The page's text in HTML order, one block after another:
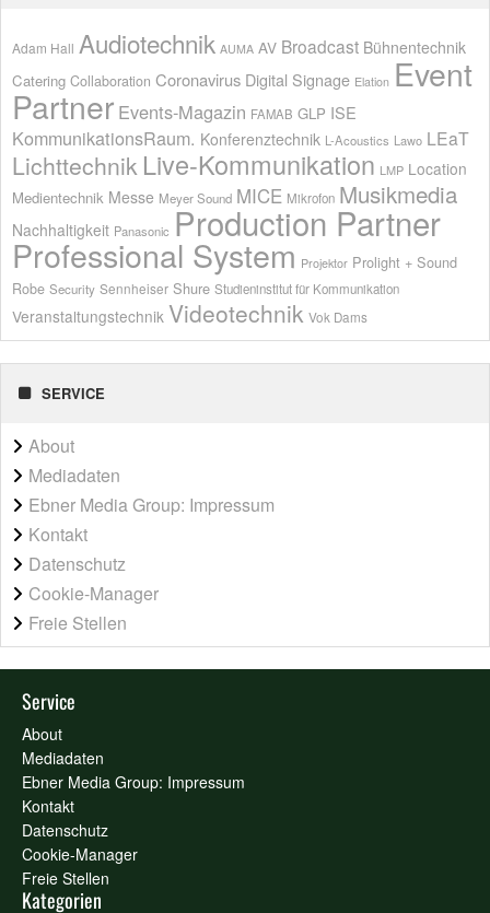
Adam Hall Audiotechnik AUMA AV Broadcast Bühnentechnik
Catering Collaboration Coronavirus Digital Signage Elation Event
Partner Events-Magazin FAMAB GLP ISE
KommunikationsRaum. Konferenztechnik L-Acoustics Lawo LEaT
Lichttechnik Live-Kommunikation LMP Location
Medientechnik Messe Meyer Sound MICE Mikrofon Musikmedia
Nachhaltigkeit Panasonic Production Partner
Professional System Projektor Prolight + Sound
Robe Security Sennheiser Shure Studieninstitut für Kommunikation
Veranstaltungstechnik Videotechnik Vok Dams
SERVICE
About
Mediadaten
Ebner Media Group: Impressum
Kontakt
Datenschutz
Cookie-Manager
Freie Stellen
Service
About
Mediadaten
Ebner Media Group: Impressum
Kontakt
Datenschutz
Cookie-Manager
Freie Stellen
Kategorien